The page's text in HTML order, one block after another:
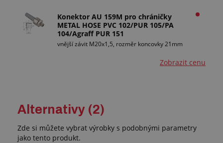
Konektor AU 159M pro chráničky
METAL HOSE PVC 102/PUR 105/PA
104/Agraff PUR 151
vnější závit M20x1,5, rozměr koncovky 21mm
Zobrazit cenu
Alternativy (2)
Zde si můžete vybrat výrobky s podobnými parametry
jako tento produkt.